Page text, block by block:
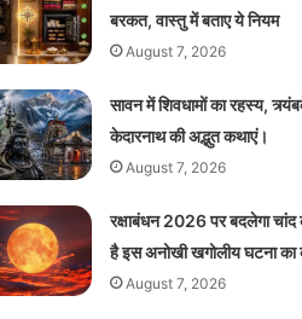
बरकत, वास्तु में बताए ये नियम
August 7, 2026
सावन में शिवधामों का रहस्य,
केदारनाथ की अद्भुत कथाएं।
August 7, 2026
रक्षाबंधन 2026 पर बदलेगा चांद
है इस अनोखी खगोलीय घटना का
August 7, 2026